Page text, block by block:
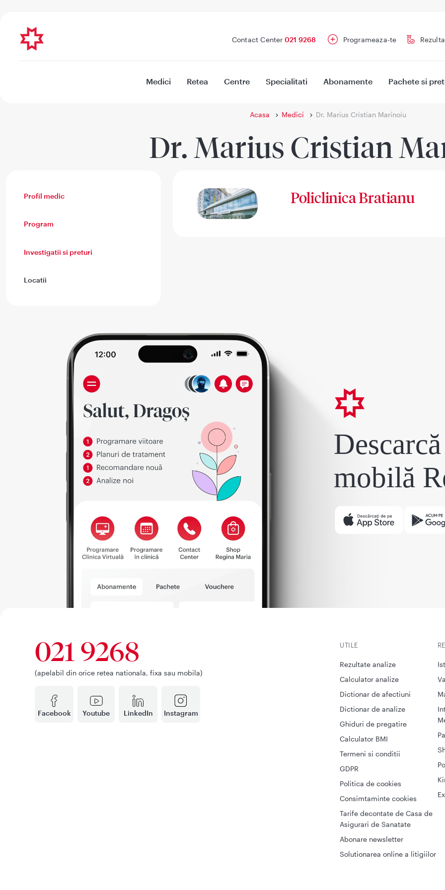
Contact Center 021 9268 Programeaza-te
Medici Retea Centre Specialitati Abonamente Pachete si
Acasa Medici Dr. Marius Cristian Marinoiu
Dr. Marius Cristian
Profil medic
Program
Investigatii si preturi
Locatii
Policlinica Bratianu
mobilă
Facebook Youtube LinkedIn Instagram
021 9268
(apelabil din orice retea nationala, fixa sau mobila)
UTILE
Rezultate analize
Calculator analize
Dictionar de afectiuni
Dictionar de analize
Ghiduri de pregatire
Calculator BMI
Termeni si conditii
GDPR
Politica de cookies
Consimtaminte cookies
Tarife decontate de Casa de
Asigurari de Sanatate
Abonare newsletter
Solutionarea online a litigiilor